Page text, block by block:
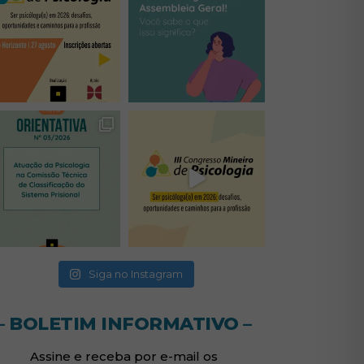
(abre em nova janela)
Siga no Instagram(abre em nova janela)
BOLETIM INFORMATIVO –
Assine e receba por e-mail os